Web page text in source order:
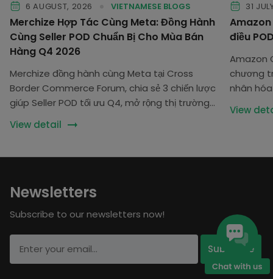
6 AUGUST, 2026 VIETNAMESE BLOGS
Merchize Hợp Tác Cùng Meta: Đồng Hành
Cùng Seller POD Chuẩn Bị Cho Mùa Bán
Hàng Q4 2026
Merchize đồng hành cùng Meta tại Cross
Border Commerce Forum, chia sẻ 3 chiến lược
giúp Seller POD tối ưu Q4, mở rộng thị trường
và tăng trưởng bền vững.
View detail
31
điều
Amazon
chương
nhân
Seller
View
Newsletters
Subscribe to our newsletters now!